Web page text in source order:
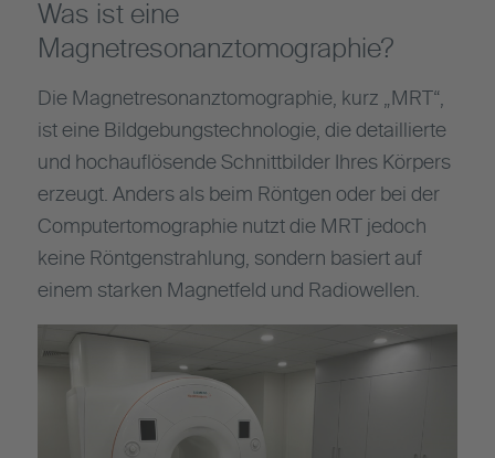
Was ist eine
Magnetresonanztomographie?
Die Magnetresonanztomographie, kurz „MRT“,
ist eine Bildgebungstechnologie, die detaillierte
und hochauflösende Schnittbilder Ihres Körpers
erzeugt. Anders als beim Röntgen oder bei der
Computertomographie nutzt die MRT jedoch
keine Röntgenstrahlung, sondern basiert auf
einem starken Magnetfeld und Radiowellen.